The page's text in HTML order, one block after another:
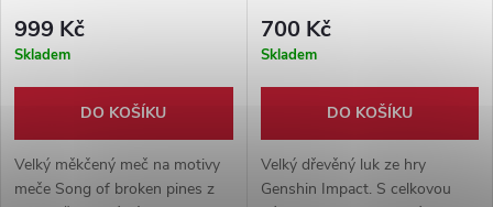
999 Kč
Skladem
DO KOŠÍKU
Velký měkčený meč na motivy
meče Song of broken pines z
700 Kč
Skladem
DO KOŠÍKU
Velký dřevěný luk ze hry
Genshin Impact. S celkovou